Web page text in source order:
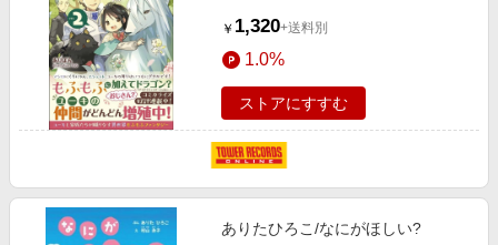
[9784815605964]
￥ 1,320+送料別
1.0%
ストアにすすむ
ありたひろこ/なにがほしい?